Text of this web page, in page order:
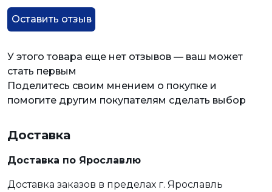
Оставить отзыв
У этого товара еще нет отзывов — ваш может
стать первым
Поделитесь своим мнением о покупке и
помогите другим покупателям сделать выбор
Доставка
Доставка по Ярославлю
Доставка заказов в пределах г. Ярославль